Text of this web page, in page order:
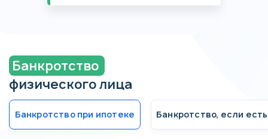
Банкротство
физического лица
Банкротство при ипотеке Банкротство, если